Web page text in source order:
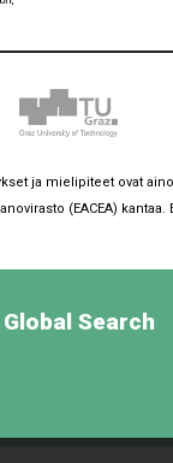
ja mielipiteet ovat
(EACEA) kantaa.
Global Search